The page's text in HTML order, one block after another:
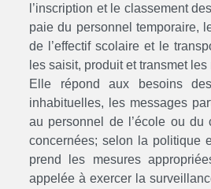
l’inscription et le classement
paie du personnel temporaire,
de l’effectif scolaire et le
les saisit, produit et transmet
Elle répond aux besoins
inhabituelles, les messages
au personnel de l’école ou
concernées; selon la politique
prend les mesures
appelée à exercer la